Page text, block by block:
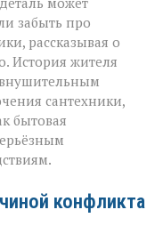
как
повод
долга:
коммунальная
история
с
серьёзным
финалом»
забыть про
рассказывая о
История жителя
внушительным
сантехники,
бытовая
конфликта